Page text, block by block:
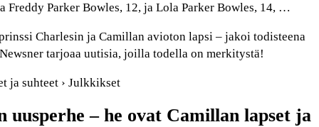
Freddy Parker Bowles, 12, ja Lola Parker Bowles, 14, …
Charlesin ja Camillan avioton lapsi – jakoi todisteena
tarjoaa uutisia, joilla todella on merkitystä!
ja suhteet › Julkkikset
uusperhe – he ovat Camillan lapset ja